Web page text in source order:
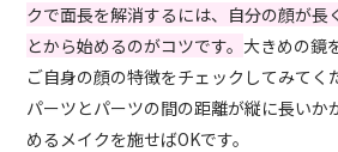
クで面長を解消するには、自分の顔が長
とから始めるのがコツです。大きめの鏡
ご自身の顔の特徴をチェックしてみてく
パーツとパーツの間の距離が縦に長いか
めるメイクを施せばOKです。